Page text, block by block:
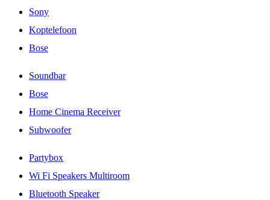
Sony
Koptelefoon
Bose
Soundbar
Bose
Home Cinema Receiver
Subwoofer
Partybox
Wi Fi Speakers Multiroom
Bluetooth Speaker